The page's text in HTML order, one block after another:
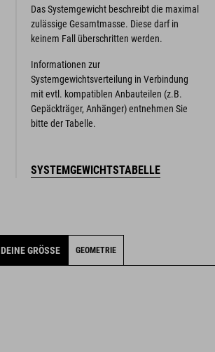
Das Systemgewicht beschreibt die maximal
zulässige Gesamtmasse. Diese darf in
keinem Fall überschritten werden.
Informationen zur
Systemgewichtsverteilung in Verbindung
mit evtl. kompatiblen Anbauteilen (z.B.
Gepäckträger, Anhänger) entnehmen Sie
bitte der Tabelle.
SYSTEMGEWICHTSTABELLE
DEINE GRÖSSE GEOMETRIE